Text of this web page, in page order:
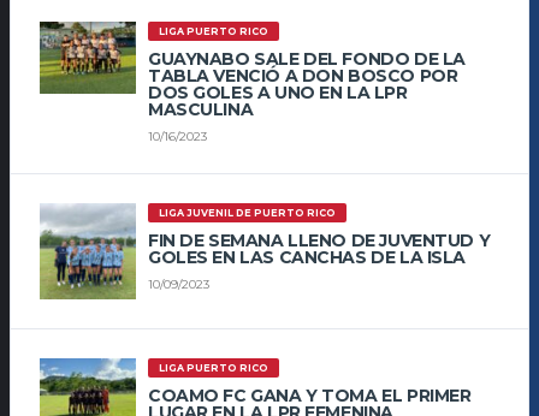
LIGA PUERTO RICO
GUAYNABO SALE DEL FONDO DE LA
TABLA VENCIÓ A DON BOSCO POR
DOS GOLES A UNO EN LA LPR
MASCULINA
10/16/2023
LIGA JUVENIL DE PUERTO RICO
FIN DE SEMANA LLENO DE JUVENTUD Y
GOLES EN LAS CANCHAS DE LA ISLA
10/09/2023
LIGA PUERTO RICO
COAMO FC GANA Y TOMA EL PRIMER